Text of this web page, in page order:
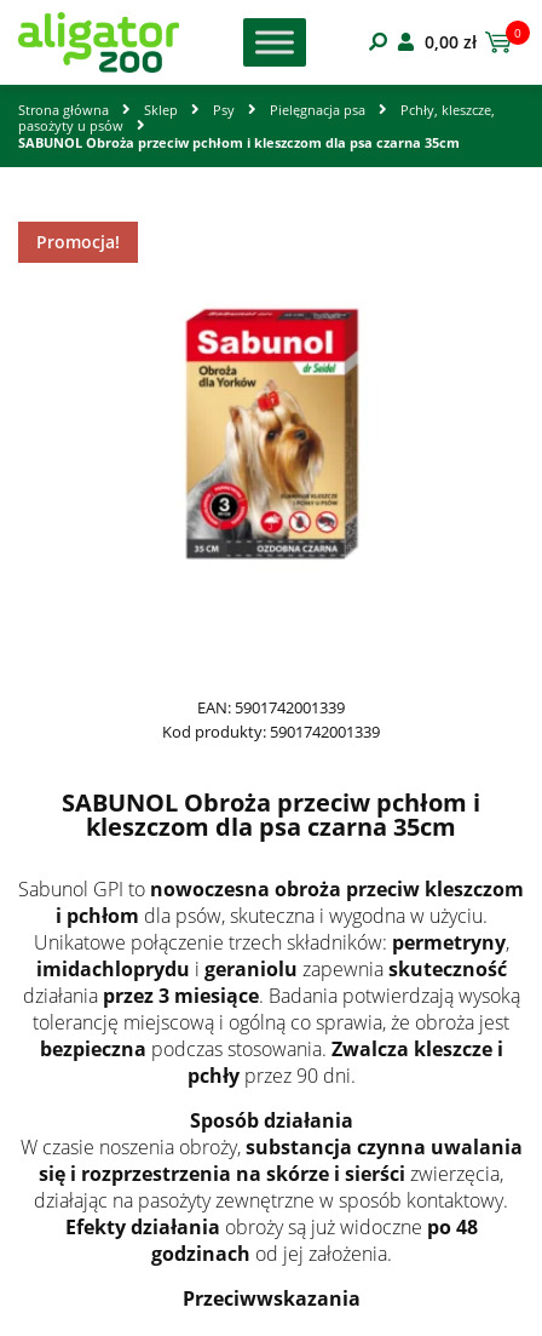
0,00 zł 0
Strona główna Sklep Psy Pielęgnacja psa
Pchły, kleszcze,
pasożyty u psów
SABUNOL Obroża przeciw pchłom i kleszczom dla psa czarna 35cm
Promocja!
EAN: 5901742001339
Kod produkty: 5901742001339
SABUNOL Obroża przeciw pchłom i
kleszczom dla psa czarna 35cm
Sabunol GPI to nowoczesna obroża przeciw kleszczom
i pchłom dla psów, skuteczna i wygodna w użyciu.
Unikatowe połączenie trzech składników: permetryny,
imidachloprydu i geraniolu zapewniaskuteczność
działania przez 3 miesiące. Badania potwierdzają wysoką
tolerancję miejscową i ogólną co sprawia, że obroża jest
bezpieczna podczas stosowania. Zwalcza kleszcze i
pchłyprzez 90 dni.
Sposób działania
W czasie noszenia obroży,substancja czynna uwalania
się i rozprzestrzenia na skórze i sierści zwierzęcia,
działając na pasożyty zewnętrzne w sposób kontaktowy.
Efekty działania obroży są już widoczne po 48
godzinach od jej założenia.
Przeciwwskazania